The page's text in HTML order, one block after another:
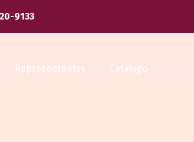
9133
Representantes Catálogo